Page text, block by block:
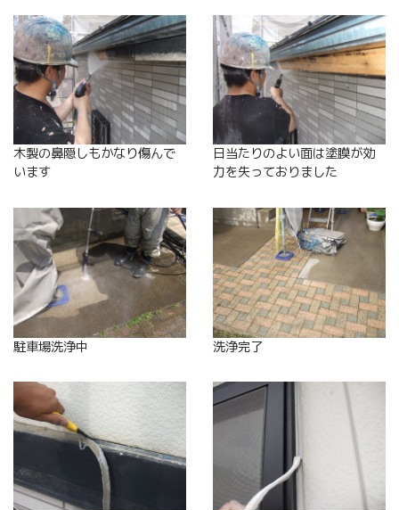
木製の鼻隠しもかなり傷んで
います
日当たりのよい面は塗膜が効
力を失っておりました
駐車場洗浄中 洗浄完了